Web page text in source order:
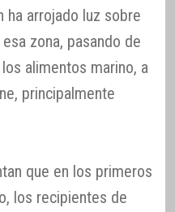
ha arrojado luz sobre
zona, pasando de
alimentos marino, a
principalmente
que en los primeros
los recipientes de